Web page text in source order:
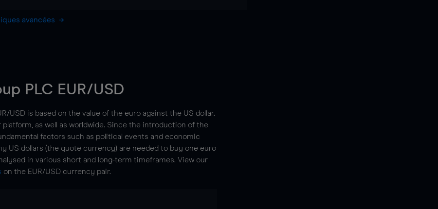
avancées
PLC EUR/USD
USD is based on the value of the euro against the US dollar.
platform, as well as worldwide. Since the introduction of the
factors such as political events and economic
US dollars (the quote currency) are needed to buy one euro
in various short and long-term timeframes. View our
on the EUR/USD currency pair.